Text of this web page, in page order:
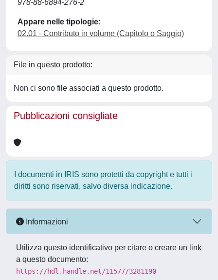
978-88-6894-276-2
Appare nelle tipologie:
02.01 - Contributo in volume (Capitolo o Saggio)
File in questo prodotto:
Non ci sono file associati a questo prodotto.
Pubblicazioni consigliate
I documenti in IRIS sono protetti da copyright e tutti i
diritti sono riservati, salvo diversa indicazione.
Informazioni
Utilizza questo identificativo per citare o creare un link
a questo documento:
https://hdl.handle.net/11577/3281190